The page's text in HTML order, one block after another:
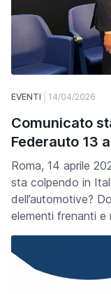
EVENTI 14/04/2026
Comunicato
Federauto 13
Roma, 14 aprile
sta colpendo in
dell’automotive?
elementi frenanti e